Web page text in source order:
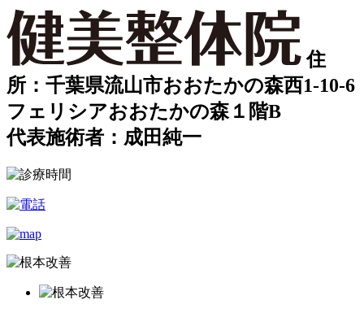
住
所：千葉県流山市おおたかの森西1-10-6
フェリシアおおたかの森１階B
代表施術者：成田純一